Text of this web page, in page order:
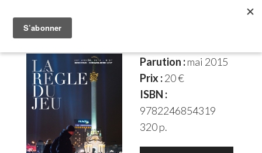
Parution :mai 2015
Prix :20 €
ISBN :
9782246854319
320 p.